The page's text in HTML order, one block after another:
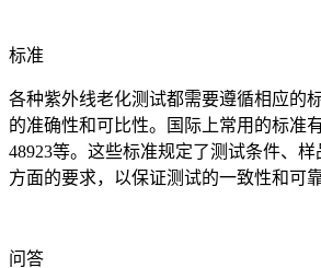
标准
各种紫外线老化测试都需要遵循相应的
的准确性和可比性。国际上常用的标准
48923等。这些标准规定了测试条件、
方面的要求，以保证测试的一致性和可靠
问答